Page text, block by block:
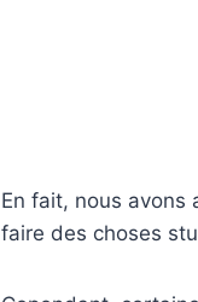
En fait, nous avons
faire des choses